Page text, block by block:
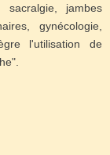
sacralgie, jambes
gynécologie,
l'utilisation de